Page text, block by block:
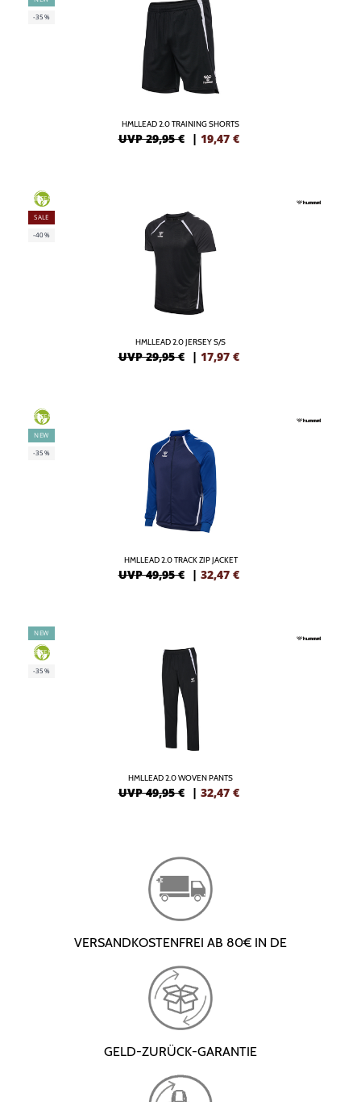
-35%
HMLLEAD 2.0 TRAINING SHORTS
UVP 29,95 € | 19,47 €
GREEN
SALE
-40%
HMLLEAD 2.0 JERSEY S/S
UVP 29,95 € | 17,97 €
GREEN
NEW
-35%
HMLLEAD 2.0 TRACK ZIP JACKET
UVP 49,95 € | 32,47 €
NEW
GREEN
-35%
HMLLEAD 2.0 WOVEN PANTS
UVP 49,95 € | 32,47 €
VERSANDKOSTENFREI AB 80€ IN DE
GELD-ZURÜCK-GARANTIE